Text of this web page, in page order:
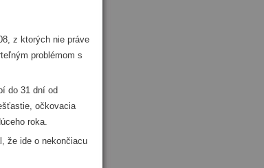
z ktorých nie práve
problémom s
do 31 dní od
očkovacia
roka.
že ide o nekončiacu